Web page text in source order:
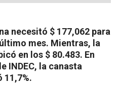
necesitó $ 177,062 para
mes. Mientras, la
en los $ 80.483. En
INDEC, la canasta
11,7%.